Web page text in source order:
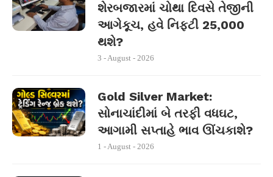
શેરબજારમાં ચોથા દિવસે તેજીની
આગેકૂચ, હવે નિફ્ટી 25,000
થશે?
3 - August - 2026
Gold Silver Market:
સોનાચાંદીમાં બે તરફી વધઘટ,
આગામી સપ્તાહે ભાવ ઊંચકાશે?
1 - August - 2026